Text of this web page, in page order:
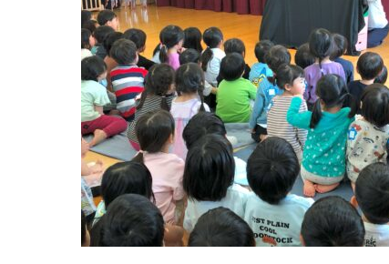
連
携
型
認
定
こ
ど
も
園